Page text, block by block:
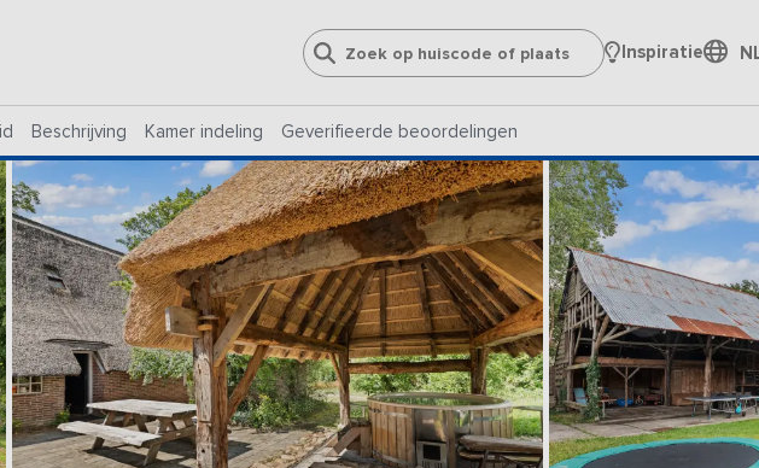
Inspiratie
Beschrijving Kamer indeling Geverifieerde beoordelingen